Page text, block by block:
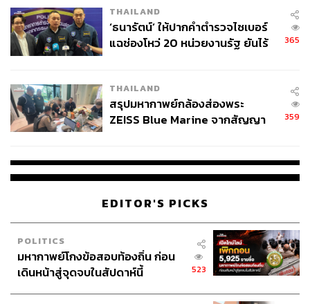
THAILAND
‘ธนารัตน์’ ให้ปากคำตำรวจไซเบอร์
แฉช่องโหว่ 20 หน่วยงานรัฐ ยันไร้
365
THAILAND
สรุปมหากาพย์กล้องส่องพระ
ZEISS Blue Marine จากสัญญา
จ่ายหนี้-แอบระบุแบรนด์
359
EDITOR'S PICKS
POLITICS
มหากาพย์โกงข้อสอบท้องถิ่น ก่อน
เดินหน้าสู่จุดจบในสัปดาห์นี้
523